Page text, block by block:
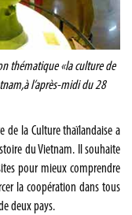
thématique «la culture de
l’après-midi du 28
de la Culture thaïlandaise a
du Vietnam. Il souhaite
pour mieux comprendre
la coopération dans tous
deux pays.